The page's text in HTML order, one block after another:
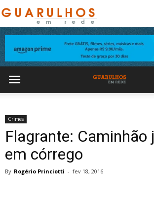
Crimes
Flagrante: Caminhão
em córrego
By Rogério Princiotti - fev 18, 2016